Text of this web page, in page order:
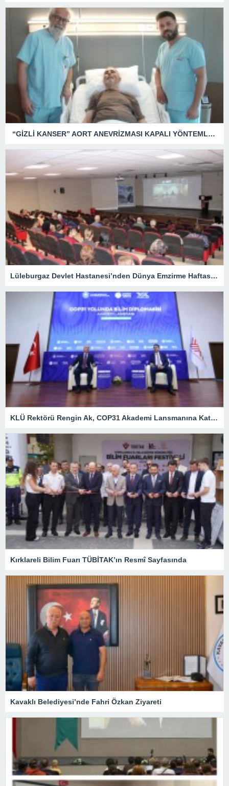
“GİZLİ KANSER” AORT ANEVRİZMASI KAPALI YÖNTEMLE TEDAVİ EDİLDİ
Lüleburgaz Devlet Hastanesi’nden Dünya Emzirme Haftası Katılımı
KLÜ Rektörü Rengin Ak, COP31 Akademi Lansmanına Katıldı
Kırklareli Bilim Fuarı TÜBİTAK’ın Resmî Sayfasında
Kavaklı Belediyesi’nde Fahri Özkan Ziyareti